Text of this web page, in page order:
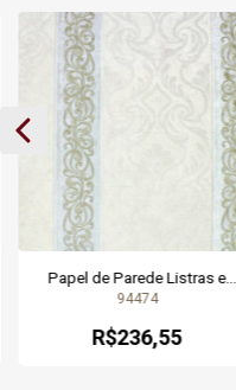
Papel de Parede Textura Off-
White leve Brilho e Relevo
Vita - 10 metros | 94491 | Cola
Grátis
94491
R$236,55